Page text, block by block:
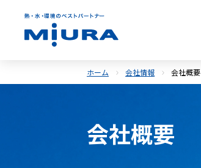
ホーム 会社情報 会社概要
会社概要